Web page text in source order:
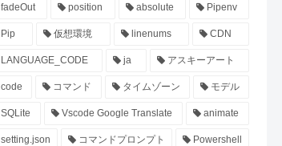
fadeOut position absolute Pipenv
Pip 仮想環境 linenums CDN
LANGUAGE_CODE ja アスキーアート
code コマンド タイムゾーン モデル
SQLite Vscode Google Translate animate
setting.json コマンドプロンプト Powershell